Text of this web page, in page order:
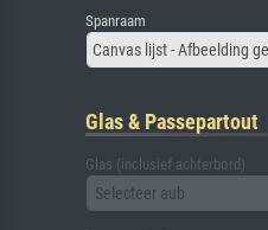
Spanraam
Glas & Passepartout
Glas (inclusief achterbord)
Selecteer aub